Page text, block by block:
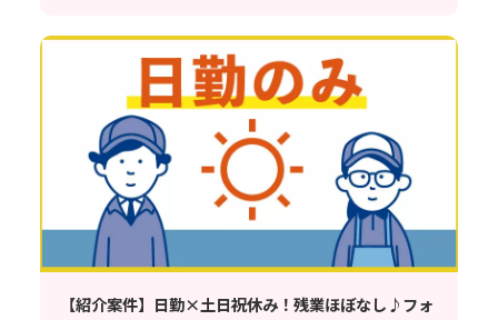
【紹介案件】日勤×土日祝休み！残業ほぼなし♪フォ